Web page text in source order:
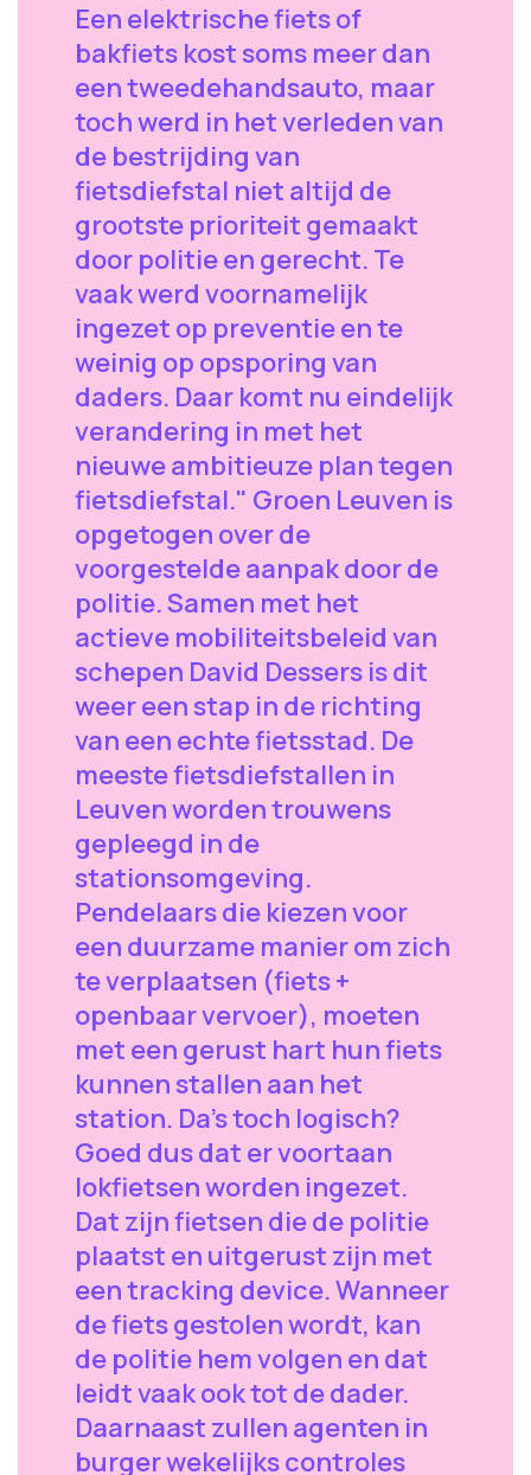
Een elektrische fiets of
bakfiets kost soms meer dan
een tweedehandsauto, maar
toch werd in het verleden van
de bestrijding van
fietsdiefstal niet altijd de
grootste prioriteit gemaakt
door politie en gerecht. Te
vaak werd voornamelijk
ingezet op preventie en te
weinig op opsporing van
daders. Daar komt nu eindelijk
verandering in met het
nieuwe ambitieuze plan tegen
fietsdiefstal." Groen Leuven is
opgetogen over de
voorgestelde aanpak door de
politie. Samen met het
actieve mobiliteitsbeleid van
schepen David Dessers is dit
weer een stap in de richting
van een echte fietsstad. De
meeste fietsdiefstallen in
Leuven worden trouwens
gepleegd in de
stationsomgeving.
Pendelaars die kiezen voor
een duurzame manier om zich
te verplaatsen (fiets +
openbaar vervoer), moeten
met een gerust hart hun fiets
kunnen stallen aan het
station. Da’s toch logisch?
Goed dus dat er voortaan
lokfietsen worden ingezet.
Dat zijn fietsen die de politie
plaatst en uitgerust zijn met
een tracking device. Wanneer
de fiets gestolen wordt, kan
de politie hem volgen en dat
leidt vaak ook tot de dader.
Daarnaast zullen agenten in
burger wekelijks controles